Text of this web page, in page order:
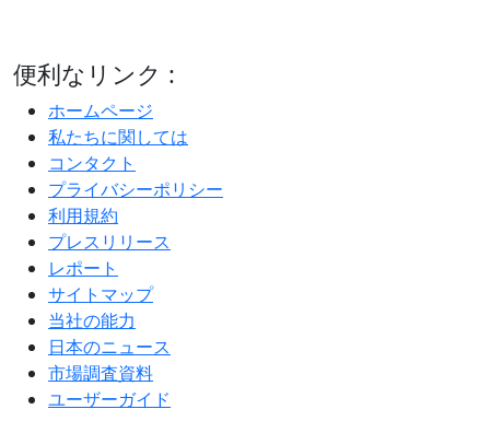
便利なリンク :
ホームページ
私たちに関しては
コンタクト
プライバシーポリシー
利用規約
プレスリリース
レポート
サイトマップ
当社の能力
日本のニュース
市場調査資料
ユーザーガイド